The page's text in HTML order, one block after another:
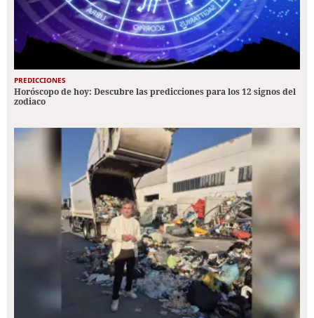
PREDICCIONES
Horóscopo de hoy: Descubre las predicciones para los 12 signos del
zodiaco